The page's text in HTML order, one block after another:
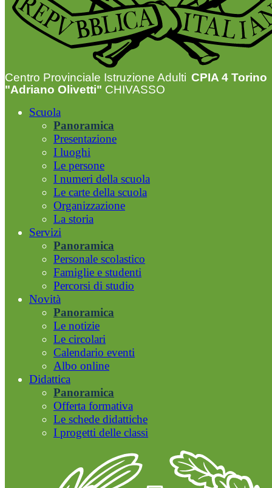
Centro Provinciale Istruzione Adulti CPIA 4 Torino
"Adriano Olivetti" CHIVASSO
Scuola
Panoramica
Presentazione
I luoghi
Le persone
I numeri della scuola
Le carte della scuola
Organizzazione
La storia
Servizi
Panoramica
Personale scolastico
Famiglie e studenti
Percorsi di studio
Novità
Panoramica
Le notizie
Le circolari
Calendario eventi
Albo online
Didattica
Panoramica
Offerta formativa
Le schede didattiche
I progetti delle classi